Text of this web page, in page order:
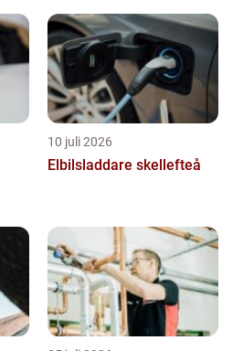
10 juli 2026
Elbilsladdare skellefteå